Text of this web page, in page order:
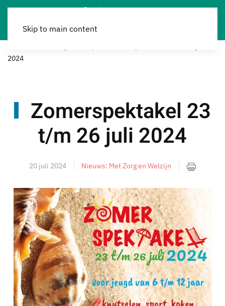
Skip to main content
2024
Zomerspektakel 23
t/m 26 juli 2024
20 juli 2024 Nieuws: Met Zorg en Welzijn